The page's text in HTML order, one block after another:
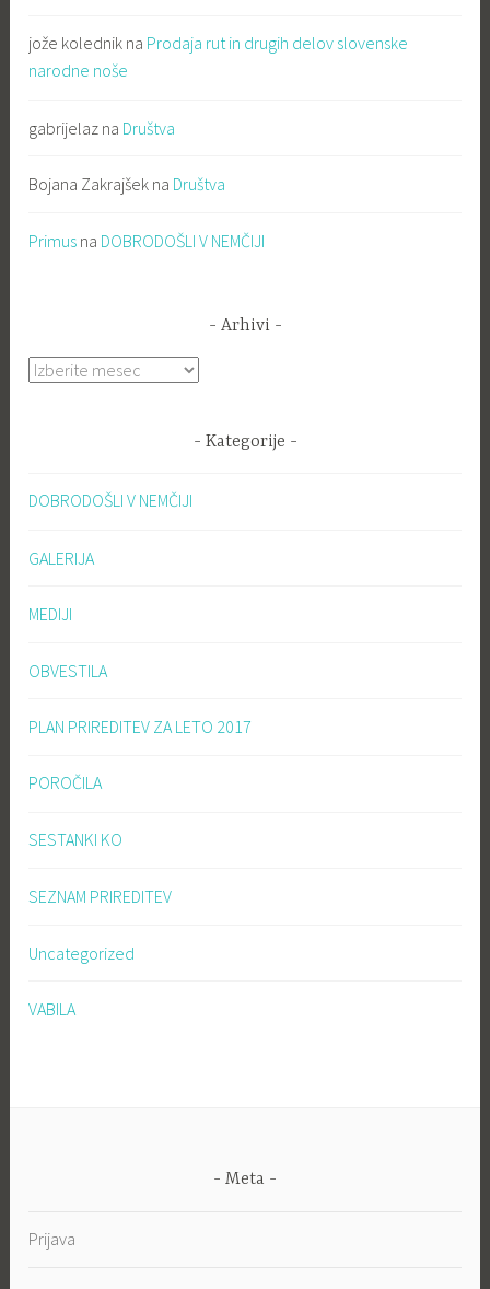
jože kolednik na Prodaja rut in drugih delov slovenske
narodne noše
gabrijelaz na Društva
Bojana Zakrajšek na Društva
Primus na DOBRODOŠLI V NEMČIJI
Arhivi
Arhivi
Kategorije
DOBRODOŠLI V NEMČIJI
GALERIJA
MEDIJI
OBVESTILA
PLAN PRIREDITEV ZA LETO 2017
POROČILA
SESTANKI KO
SEZNAM PRIREDITEV
Uncategorized
VABILA
Meta
Prijava